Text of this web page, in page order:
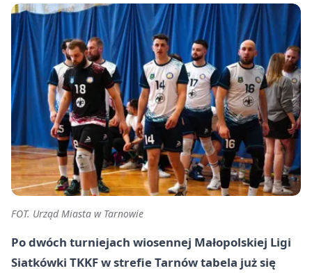
FOT. Urząd Miasta w Tarnowie
Po dwóch turniejach wiosennej Małopolskiej Ligi
Siatkówki TKKF w strefie Tarnów tabela już się